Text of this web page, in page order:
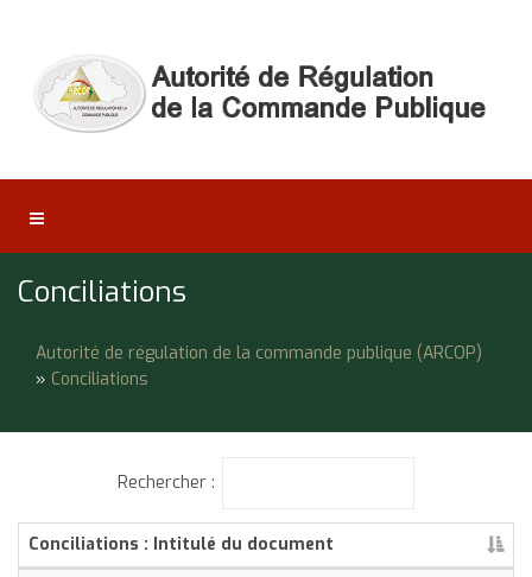
Conciliations
Autorité de régulation de la commande publique (ARCOP)
» Conciliations
Rechercher :
Conciliations : Intitulé du document